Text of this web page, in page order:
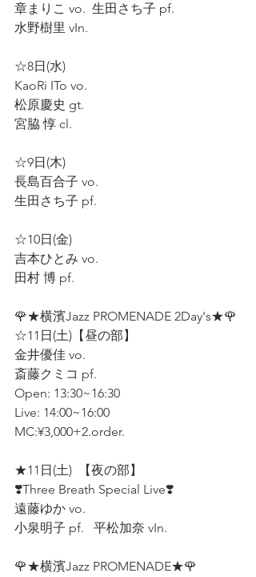
章まりこ vo.  生田さち子 pf.
水野樹里 vIn.
☆8日(水)
KaoRi ITo vo.
松原慶史 gt.
宮脇 惇 cl.
☆9日(木)
長島百合子 vo.
生田さち子 pf.
☆10日(金)
吉本ひとみ vo.
田村 博 pf.
🌹★横濱Jazz PROMENADE 2Day's★🌹
☆11日(土)【昼の部】
金井優佳 vo.
斎藤クミコ pf.
Open: 13:30~16:30
Live: 14:00~16:00
MC:¥3,000+2.order.
★11日(土)  【夜の部】
❣️Three Breath Special Live❣️
遠藤ゆか vo.
小泉明子 pf.   平松加奈 vIn.
🌹★横濱Jazz PROMENADE★🌹